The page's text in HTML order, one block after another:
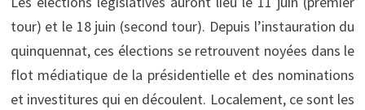
tour) et le 18 juin (second tour). Depuis l’instauration du
quinquennat, ces élections se retrouvent noyées dans le
flot médiatique de la présidentielle et des nominations
et investitures qui en découlent. Localement, ce sont les